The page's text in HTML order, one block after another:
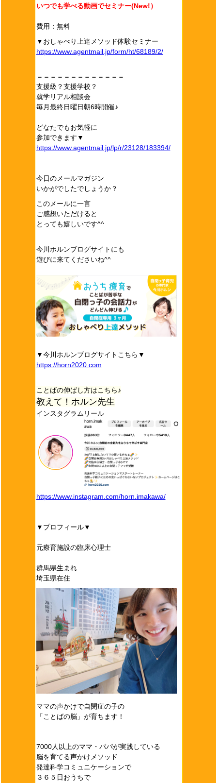
いつでも学べる動画でセミナー(New!）
費用：無料
▼おしゃべり上達メソッド体験セミナー
https://www.agentmail.jp/form/ht/68189/2/
＝＝＝＝＝＝＝＝＝＝＝＝＝
支援級？支援学校？
就学リアル相談会
毎月最終日曜日朝6時開催♪
どなたでもお気軽に
参加できます▼
https://www.agentmail.jp/lp/r/23128/183394/
今日のメールマガジン
いかがでしたでしょうか？
このメールに一言
ご感想いただけると
とっても嬉しいです^^
今川ホルンブログサイトにも
遊びに来てくださいね^^
▼今川ホルンブログサイトこちら▼
https://horn2020.com
ことばの伸ばし方はこちら♪
教えて！ホルン先生
インスタグラムリール
https://www.instagram.com/horn.imakawa/
▼プロフィール▼
元療育施設の臨床心理士
群馬県生まれ
埼玉県在住
ママの声かけで自閉症の子の
「ことばの脳」が育ちます！
7000人以上のママ・パパが実践している
脳を育てる声かけメソッド
発達科学コミュニケーションで
３６５日おうちで